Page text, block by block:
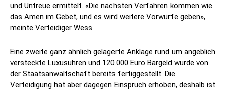
und Untreue ermittelt. «Die nächsten Verfahren kommen wie
das Amen im Gebet, und es wird weitere Vorwürfe geben»,
meinte Verteidiger Wess.
Eine zweite ganz ähnlich gelagerte Anklage rund um angeblich
versteckte Luxusuhren und 120.000 Euro Bargeld wurde von
der Staatsanwaltschaft bereits fertiggestellt. Die
Verteidigung hat aber dagegen Einspruch erhoben, deshalb ist